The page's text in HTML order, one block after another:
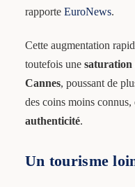
rapporte EuroNews.
Cette augmentation
toutefois une saturation
Cannes, poussant de
des coins moins
authenticité.
Un tourisme